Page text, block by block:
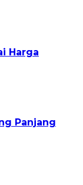
Harga
Panjang